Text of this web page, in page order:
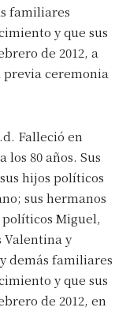
familiares
y que sus
de 2012, a
previa ceremonia
Falleció en
los 80 años. Sus
hijos políticos
sus hermanos
políticos Miguel,
Valentina y
demás familiares
y que sus
de 2012, en